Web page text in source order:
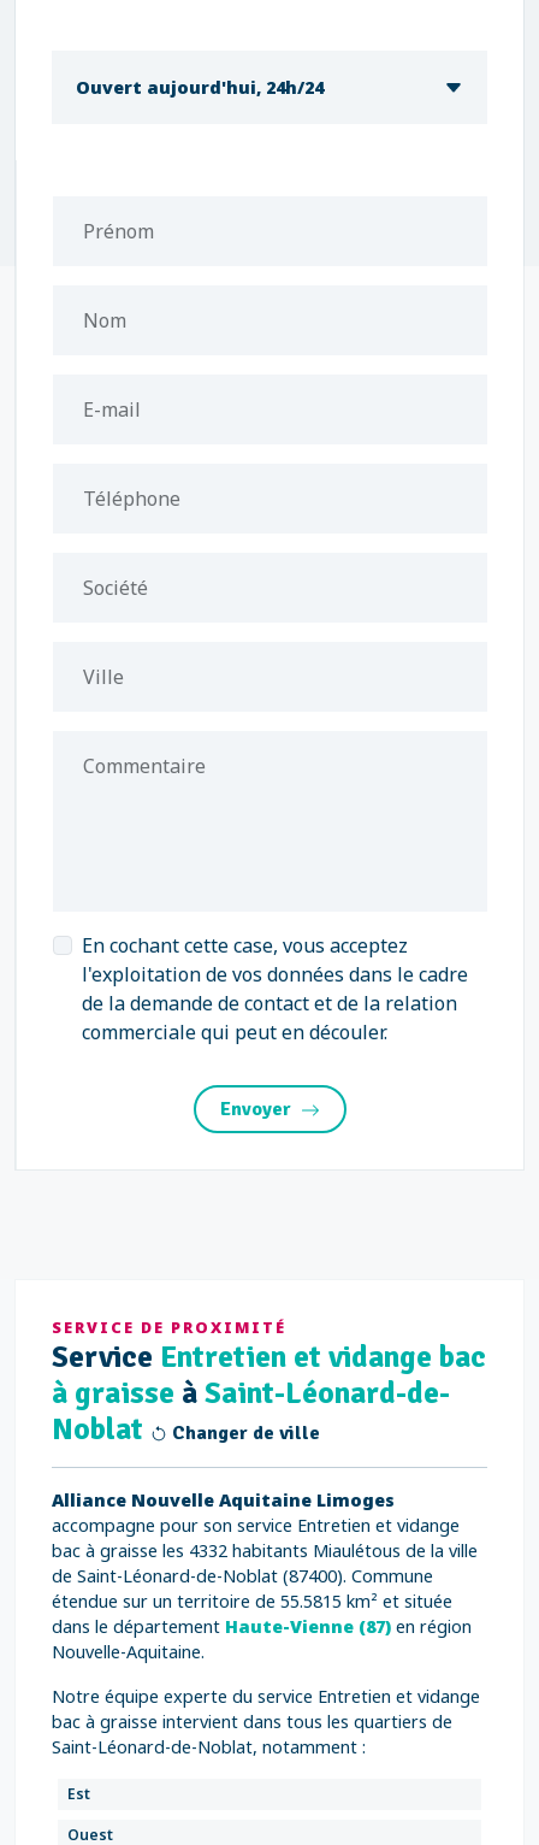
Ouvert aujourd'hui, 24h/24
Prénom
Nom
E-mail
Téléphone
Société
Ville
Commentaire
En cochant cette case, vous acceptez
l'exploitation de vos données dans le cadre
de la demande de contact et de la relation
commerciale qui peut en découler.
Envoyer
SERVICE DE PROXIMITÉ
Service Entretien et vidange bac
à graisse àSaint-Léonard-de-
Noblat
Changer de ville
Alliance Nouvelle Aquitaine Limoges
accompagne pour son service Entretien et vidange
bac à graisse les 4332 habitants Miaulétous de la ville
de Saint-Léonard-de-Noblat (87400). Commune
étendue sur un territoire de 55.5815 km² et située
dans le département Haute-Vienne (87) en région
Nouvelle-Aquitaine.
Notre équipe experte du service Entretien et vidange
bac à graisse intervient dans tous les quartiers de
Saint-Léonard-de-Noblat, notamment :
Est
Ouest